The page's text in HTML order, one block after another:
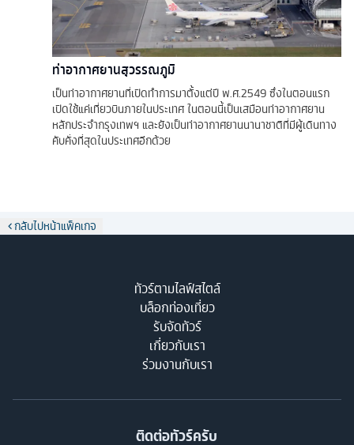
ท่าอากาศยานสุวรรณภูมิ
เป็นท่าอากาศยานที่เปิดทำการมาตั้งแต่ปี พ.ศ.2549 ซึ่งในตอนแรก
เปิดใช้แค่เที่ยวบินภายในประเทศ ในตอนนี้เป็นเสมือนท่าอากาศยาน
หลักประจำกรุงเทพฯ และยังเป็นท่าอากาศยานนานาชาติที่มีผู้เดินทาง
คับคั่งที่สุดในประเทศอีกด้วย
กลับไปหน้าแพ็คเกจ
ทัวร์ตามไลฟ์สไตล์
บล็อกท่องเที่ยว
รับจัดทัวร์
เกี่ยวกับเรา
ร่วมงานกับเรา
ติดต่อทัวร์ครับ